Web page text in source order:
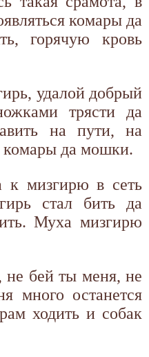
комары да
горячую кровь
удалой добрый
трясти да
на пути, на
комары да мошки.
к мизгирю в сеть
стал бить да
Муха мизгирю
бей ты меня, не
много останется
ходить и собак